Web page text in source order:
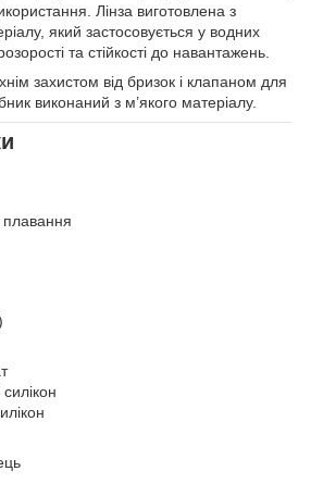
Лінза виготовлена з
який застосовується у водних
та стійкості до навантажень.
захистом від бризок і клапаном для
виконаний з м’якого матеріалу.
плавання